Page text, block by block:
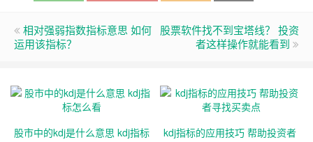
相对强弱指数指标意思 如何
运用该指标？
股票软件找不到宝塔线？ 投资
者这样操作就能看到
股市中的kdj是什么意思 kdj指标
kdj指标的应用技巧 帮助投资者